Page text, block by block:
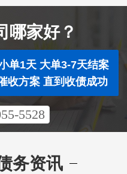
哪家好？
单1天 大单3-7天结案
收方案 直到收债成功
5528
务资讯